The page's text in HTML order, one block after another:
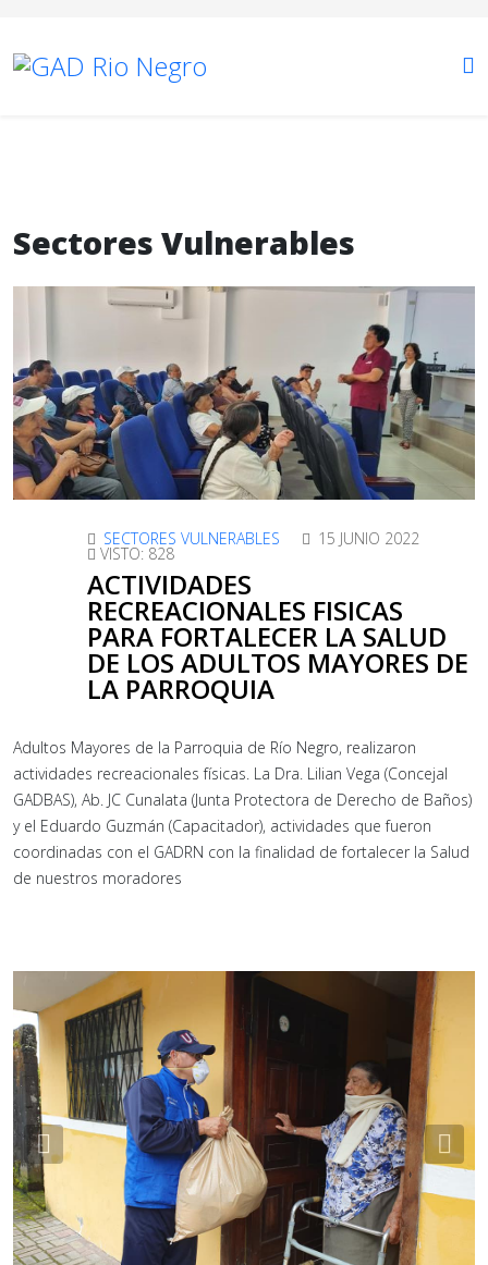
Sectores Vulnerables
SECTORES VULNERABLES 15 JUNIO 2022
VISTO: 828
ACTIVIDADES
RECREACIONALES FISICAS
PARA FORTALECER LA SALUD
DE LOS ADULTOS MAYORES DE
LA PARROQUIA
Adultos Mayores de la Parroquia de Río Negro, realizaron
actividades recreacionales físicas. La Dra. Lilian Vega (Concejal
GADBAS), Ab. JC Cunalata (Junta Protectora de Derecho de Baños)
y el Eduardo Guzmán (Capacitador), actividades que fueron
coordinadas con el GADRN con la finalidad de fortalecer la Salud
de nuestros moradores
Previous